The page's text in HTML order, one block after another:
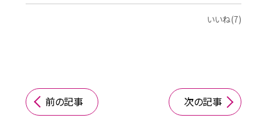
いいね(7)
前の記事 次の記事